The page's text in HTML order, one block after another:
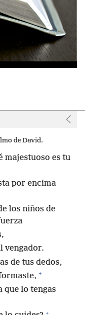
de David.
majestuoso es tu
por encima
los niños de
vengador.
de tus dedos,
+
que lo tengas
+